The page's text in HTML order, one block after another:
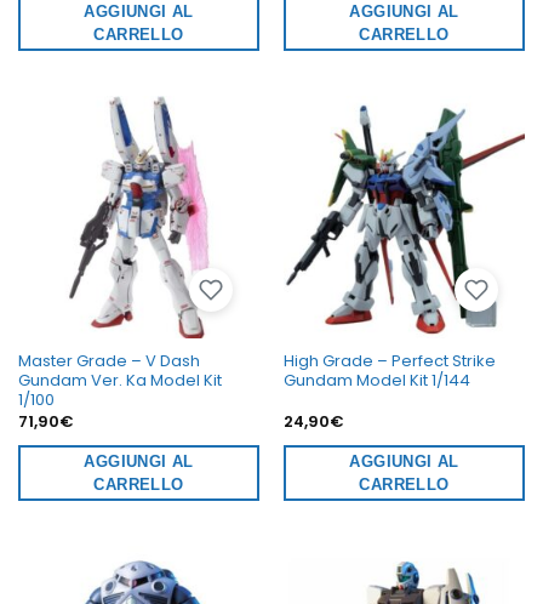
AGGIUNGI AL
CARRELLO
AGGIUNGI AL
CARRELLO
Master Grade – V Dash
Gundam Ver. Ka Model Kit
1/100
71,90€
AGGIUNGI AL
CARRELLO
High Grade – Perfect Strike
Gundam Model Kit 1/144
24,90€
AGGIUNGI AL
CARRELLO